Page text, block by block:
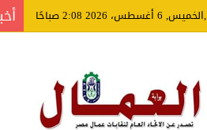
,الخميس, 6 أغسطس، 2026 2:08 صباحًا